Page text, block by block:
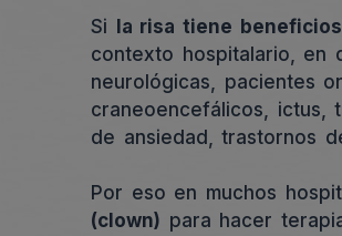
Si la risa tiene
contexto hospitalario, en
neurológicas, pacientes
craneoencefálicos, ictus,
de ansiedad, trastornos
Por eso en muchos
(clown) para hacer